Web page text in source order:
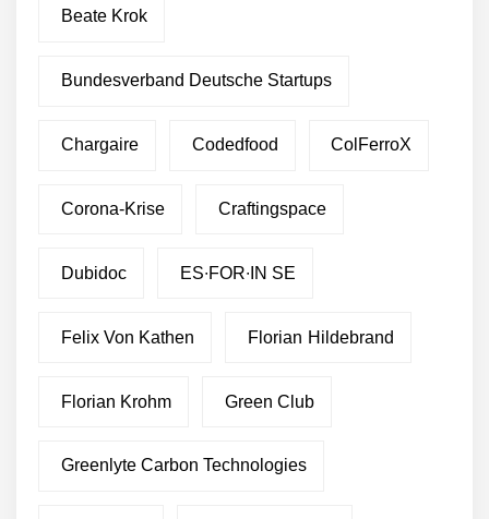
Beate Krok
Bundesverband Deutsche Startups
Chargaire Codedfood ColFerroX
Corona-Krise Craftingspace
Dubidoc ES∙FOR∙IN SE
Felix Von Kathen Florian Hildebrand
Florian Krohm Green Club
Greenlyte Carbon Technologies